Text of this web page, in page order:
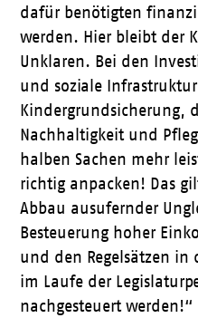
dafür benötigten
werden. Hier bleibt der
Unklaren. Bei den
und soziale
Kindergrundsicherung,
Nachhaltigkeit und
halben Sachen mehr
richtig anpacken! Das
Abbau ausufernder
Besteuerung hoher
und den Regelsätzen in
im Laufe der
nachgesteuert werden!“